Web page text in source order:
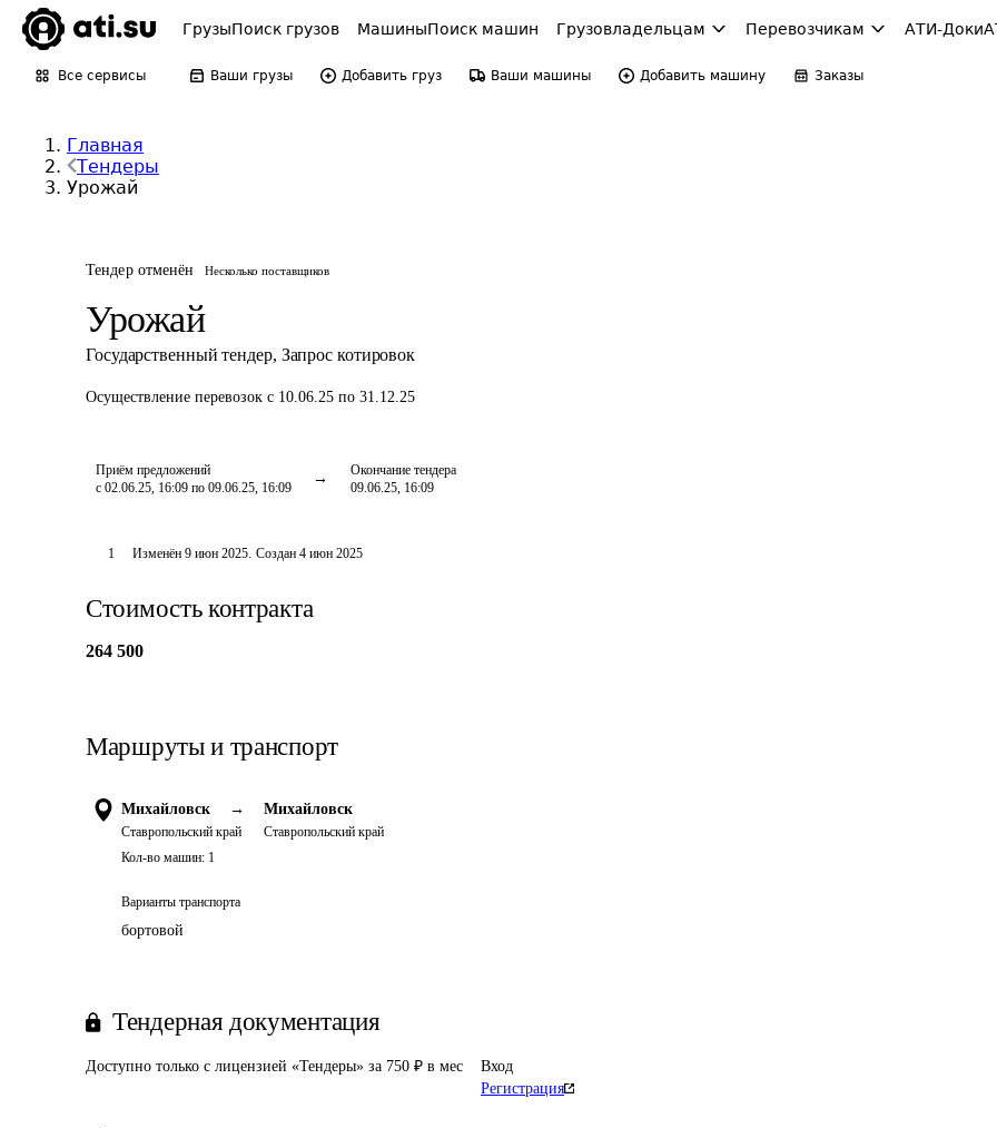
ГрузыПоиск грузов МашиныПоиск машин Грузовладельцам Перевозчикам АТИ-Доки
Все сервисы Ваши грузы Добавить груз Ваши машины Добавить машину Заказы
Главная
Тендеры
Урожай
Тендер отменён Несколько поставщиков
Урожай
Государственный тендер, Запрос котировок
Осуществление перевозок с 10.06.25 по 31.12.25
Приём предложений
с 02.06.25, 16:09 по 09.06.25, 16:09
Окончание тендера
09.06.25, 16:09
1 Изменён 9 июн 2025. Создан 4 июн 2025
Стоимость контракта
264 500
Маршруты и транспорт
Михайловск →
Ставропольский край
Михайловск
Ставропольский край
Кол-во машин: 1
Варианты транспорта
бортовой
Тендерная документация
Доступно только с лицензией «Тендеры» за 750 ₽ в мес
Вход
Регистрация